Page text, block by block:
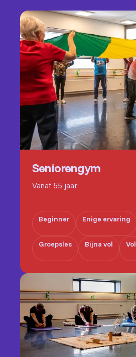
Seniorengym
Vanaf 55 jaar
Beginner Enige ervaring
Groepsles Bijna vol Vol